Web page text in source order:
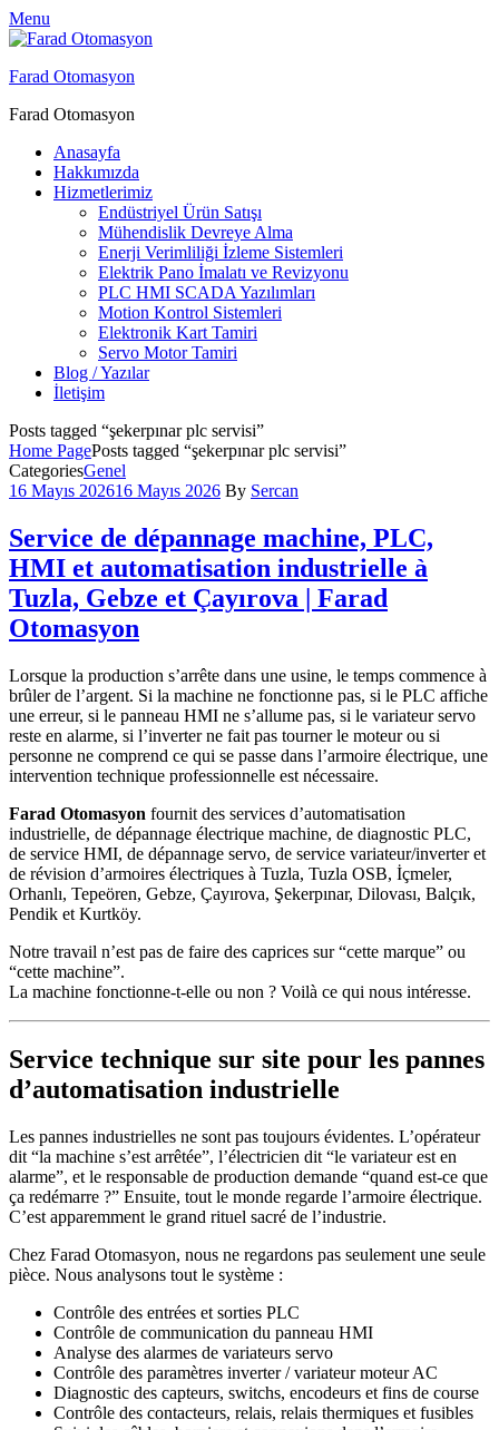
Menu
Farad Otomasyon
Farad Otomasyon
Anasayfa
Hakkımızda
Hizmetlerimiz
Endüstriyel Ürün Satışı
Mühendislik Devreye Alma
Enerji Verimliliği İzleme Sistemleri
Elektrik Pano İmalatı ve Revizyonu
PLC HMI SCADA Yazılımları
Motion Kontrol Sistemleri
Elektronik Kart Tamiri
Servo Motor Tamiri
Blog / Yazılar
İletişim
Posts tagged “şekerpınar plc servisi”
Home PagePosts tagged “şekerpınar plc servisi”
CategoriesGenel
16 Mayıs 202616 Mayıs 2026 By Sercan
Service de dépannage machine, PLC,
HMI et automatisation industrielle à
Tuzla, Gebze et Çayırova | Farad
Otomasyon
Lorsque la production s’arrête dans une usine, le temps commence à
brûler de l’argent. Si la machine ne fonctionne pas, si le PLC affiche
une erreur, si le panneau HMI ne s’allume pas, si le variateur servo
reste en alarme, si l’inverter ne fait pas tourner le moteur ou si
personne ne comprend ce qui se passe dans l’armoire électrique, une
intervention technique professionnelle est nécessaire.
Farad Otomasyon fournit des services d’automatisation
industrielle, de dépannage électrique machine, de diagnostic PLC,
de service HMI, de dépannage servo, de service variateur/inverter et
de révision d’armoires électriques à Tuzla, Tuzla OSB, İçmeler,
Orhanlı, Tepeören, Gebze, Çayırova, Şekerpınar, Dilovası, Balçık,
Pendik et Kurtköy.
Notre travail n’est pas de faire des caprices sur “cette marque” ou
“cette machine”.
La machine fonctionne-t-elle ou non ? Voilà ce qui nous intéresse.
Service technique sur site pour les pannes
d’automatisation industrielle
Les pannes industrielles ne sont pas toujours évidentes. L’opérateur
dit “la machine s’est arrêtée”, l’électricien dit “le variateur est en
alarme”, et le responsable de production demande “quand est-ce que
ça redémarre ?” Ensuite, tout le monde regarde l’armoire électrique.
C’est apparemment le grand rituel sacré de l’industrie.
Chez Farad Otomasyon, nous ne regardons pas seulement une seule
pièce. Nous analysons tout le système :
Contrôle des entrées et sorties PLC
Contrôle de communication du panneau HMI
Analyse des alarmes de variateurs servo
Contrôle des paramètres inverter / variateur moteur AC
Diagnostic des capteurs, switchs, encodeurs et fins de course
Contrôle des contacteurs, relais, relais thermiques et fusibles